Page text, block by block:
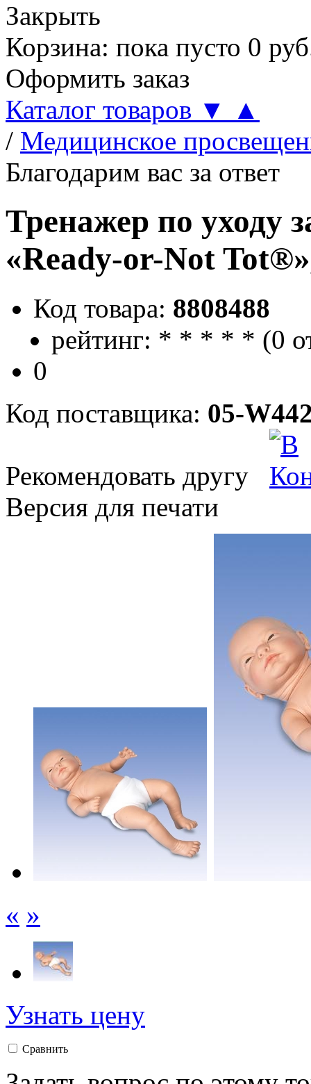
Закрыть
Корзина: пока пусто 0
Оформить заказ
Каталог товаров ▼
▲
/ Медицинское
Благодарим вас за ответ
Тренажер по уходу
«Ready-or-Not
Код товара: 8808488
рейтинг: * * * * * (0
0
Код поставщика: 05-
Рекомендовать другу
Версия для печати
« »
Узнать цену
Сравнить